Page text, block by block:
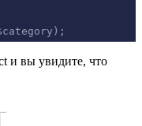
и вы увидите, что